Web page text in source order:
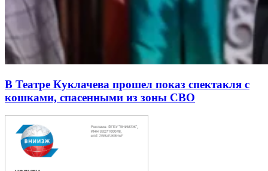
В Театре Куклачева прошел показ спектакля с
кошками, спасенными из зоны СВО